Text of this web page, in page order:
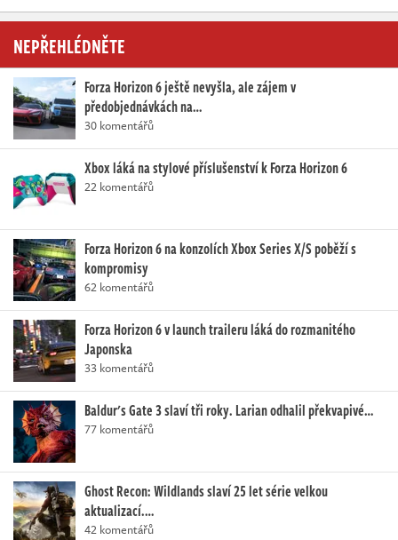
NEPŘEHLÉDNĚTE
Forza Horizon 6 ještě nevyšla, ale zájem v
předobjednávkách na…
30 komentářů
Xbox láká na stylové příslušenství k Forza Horizon 6
22 komentářů
Forza Horizon 6 na konzolích Xbox Series X/S poběží s
kompromisy
62 komentářů
Forza Horizon 6 v launch traileru láká do rozmanitého
Japonska
33 komentářů
Baldur's Gate 3 slaví tři roky. Larian odhalil překvapivé…
77 komentářů
Ghost Recon: Wildlands slaví 25 let série velkou
aktualizací.…
42 komentářů